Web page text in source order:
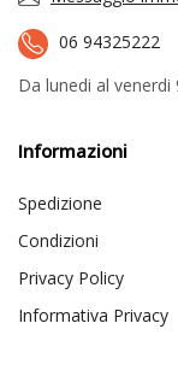
06 94325222
Da lunedi al venerdi
Informazioni
Spedizione
Condizioni
Privacy Policy
Informativa Privacy